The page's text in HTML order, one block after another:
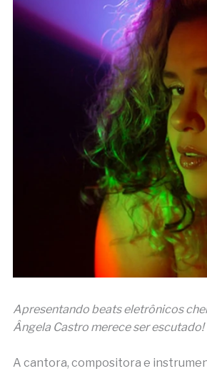
Apresentando beats eletrônicos
Ângela Castro merece ser escutado!
A cantora, compositora e